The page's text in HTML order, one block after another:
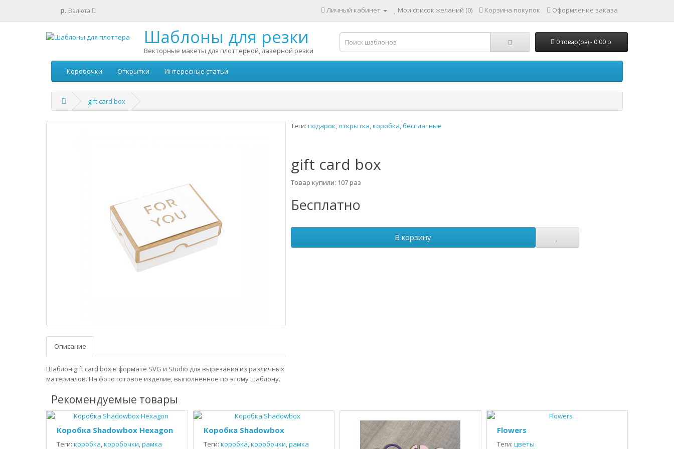
р. Валюта Личный кабинет Мои список желаний (0) Корзина покупок Оформление заказа
Шаблоны для резки
Векторные макеты для плоттерной, лазерной резки
0 товар(ов) - 0.00 р.
Коробочки Открытки Интересные статьи
gift card box
Описание
Шаблон gift card box в формате SVG и Studio для вырезания из различных
материалов. На фото готовое изделие, выполненное по этому шаблону.
Теги: подарок,открытка,коробка,бесплатные
gift card box
Товар купили: 107 раз
Бесплатно
В корзину
Рекомендуемые товары
Коробка Shadowbox Hexagon
Теги: коробка,коробочки,рамка
Коробка Shadowbox
Теги: коробка,коробочки,рамка
Flowers
Теги: цветы